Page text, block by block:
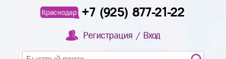
Краснодар +7 (925) 877-21-22
Регистрация / Вход